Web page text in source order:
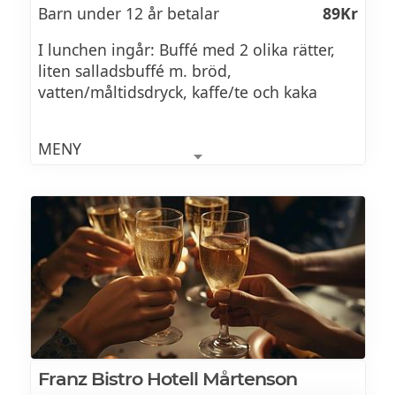
Mini - vaniljpannacotta med hallonkompott
Mini - äppletrifle med kardemummacrust &
vaniljcrème
Mini - pavlova med lemoncurd, vaniljcrème
Chokladkaka med apelsinfrosting
Glassvagn / kakor / godis
Barn under 12 år betalar
89Kr
I lunchen ingår: Buffé med 2 olika rätter,
liten salladsbuffé m. bröd,
vatten/måltidsdryck, kaffe/te och kaka
MENY
Citronlax med kokt potatis och dillcreme
Franz Bistro Hotell Mårtenson